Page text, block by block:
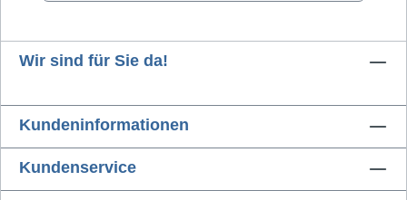
Wir sind für Sie da!
Kundeninformationen
Kundenservice